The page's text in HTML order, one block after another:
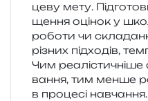
це­ву мету.
ще­н­ня оці­нок у
робо­ти чи
різних під­хо­дів,
Чим
ва­н­ня, тим менше
в про­це­сі навчання.